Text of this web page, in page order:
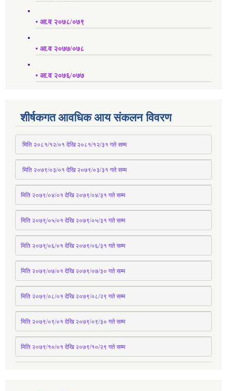
• आ.व २०७८/०७९
• आ.व २०७७/०७८
• आ.व २०७६/०७७
शीर्षकगत आवधिक आय संकलन विवरण
मिति २०८१/१२/०१ देखि २०८१/१२/३१ गते सम्म
मिति २०७९/०३/०१ देखि २०७९/०३/३१ गते सम्म
मिति २०७९/०४/०१ देखि २०७९/०४/३१ गते सम्म
मिति २०७९्/०५/०१ देखि २०७९/०५/३१ गते सम्म
मिति २०७९्/०६/०१ देखि २०७९/०६/३१ गते सम्म
मिति २०७९/०७/०१ देखि २०७९/०७/३० गते सम्म
मिति २०७९/०८/०१ देखि २०७९/०८/२९ गते सम्म
मिति २०७९/०९/०१ देखि २०७९/०९/३० गते सम्म
मिति २०७९/१०/०१ देखि २०७९/१०/२९ गते सम्म